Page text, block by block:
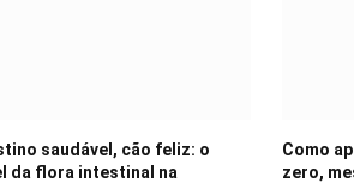
saudável, cão feliz: o
da flora intestinal na
Como
zero,